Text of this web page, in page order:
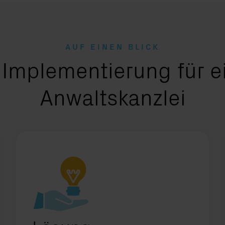
AUF EINEN BLICK
für
Anwaltskanzlei